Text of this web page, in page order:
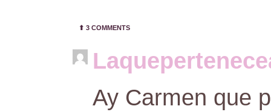
⬆︎ 3 COMMENTS
Ay Carmen que